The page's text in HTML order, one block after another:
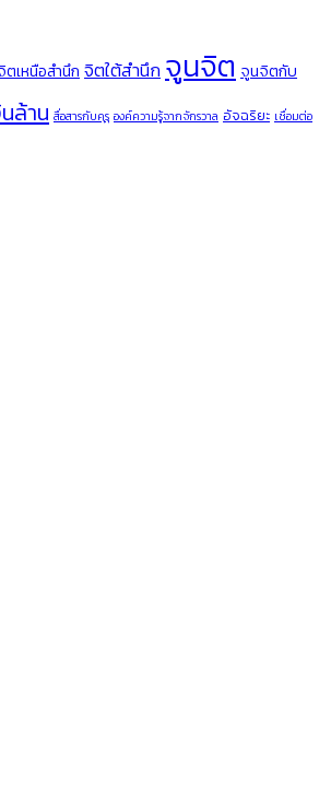
ตเหนือสำนึกจิตใต้สำนึก จูนจิตจูนจิตกับ
ล้าน สื่อสารกับคุรุ องค์ความรู้จากจักรวาล อัจฉริยะ เชื่อมต่อ